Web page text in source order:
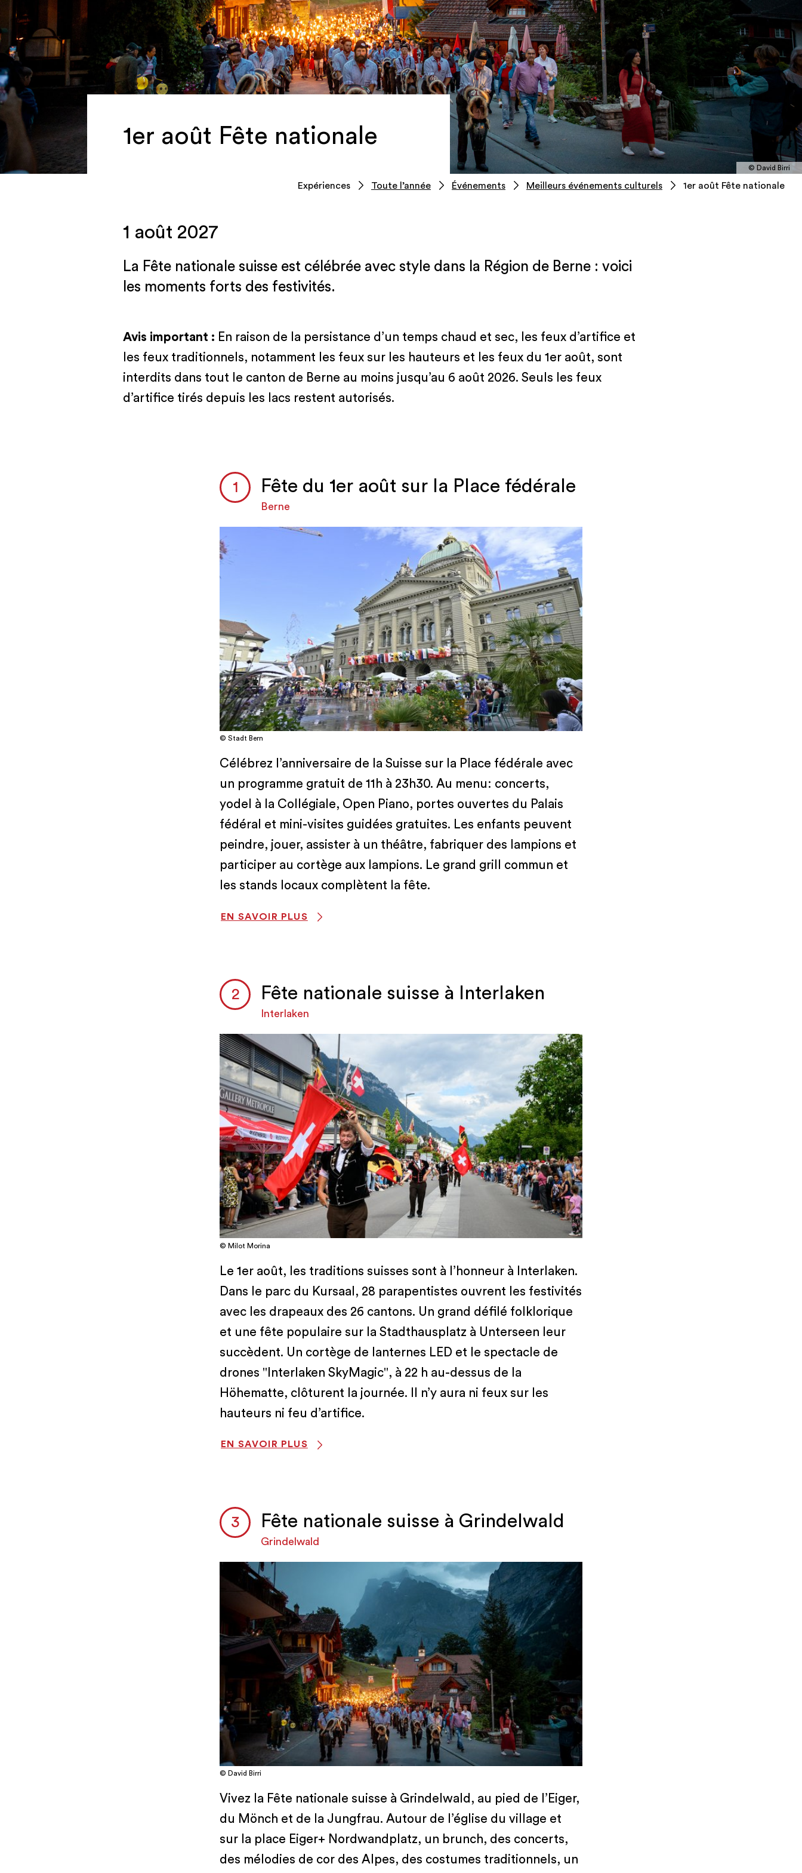
© David Birri
1er août Fête nationale
Expériences Toute l’année Événements Meilleurs événements culturels 1er août Fête nationale
1 août 2027
La Fête nationale suisse est célébrée avec style dans la Région de Berne : voici
les moments forts des festivités.
Avis important : En raison de la persistance d’un temps chaud et sec, les feux d’artifice et
les feux traditionnels, notamment les feux sur les hauteurs et les feux du 1er août, sont
interdits dans tout le canton de Berne au moins jusqu’au 6 août 2026. Seuls les feux
d’artifice tirés depuis les lacs restent autorisés.
Fête du 1er août sur la Place fédérale
Berne
© Stadt Bern
Célébrez l’anniversaire de la Suisse sur la Place fédérale avec
un programme gratuit de 11h à 23h30. Au menu: concerts,
yodel à la Collégiale, Open Piano, portes ouvertes du Palais
fédéral et mini-visites guidées gratuites. Les enfants peuvent
peindre, jouer, assister à un théâtre, fabriquer des lampions et
participer au cortège aux lampions. Le grand grill commun et
les stands locaux complètent la fête.
EN SAVOIR PLUS
Fête nationale suisse à Interlaken
Interlaken
© Milot Morina
Le 1er août, les traditions suisses sont à l’honneur à Interlaken.
Dans le parc du Kursaal, 28 parapentistes ouvrent les festivités
avec les drapeaux des 26 cantons. Un grand défilé folklorique
et une fête populaire sur la Stadthausplatz à Unterseen leur
succèdent. Un cortège de lanternes LED et le spectacle de
drones "Interlaken SkyMagic", à 22 h au-dessus de la
Höhematte, clôturent la journée. Il n’y aura ni feux sur les
hauteurs ni feu d’artifice.
EN SAVOIR PLUS
Fête nationale suisse à Grindelwald
Grindelwald
© David Birri
Vivez la Fête nationale suisse à Grindelwald, au pied de l’Eiger,
du Mönch et de la Jungfrau. Autour de l’église du village et
sur la place Eiger+ Nordwandplatz, un brunch, des concerts,
des mélodies de cor des Alpes, des costumes traditionnels, un